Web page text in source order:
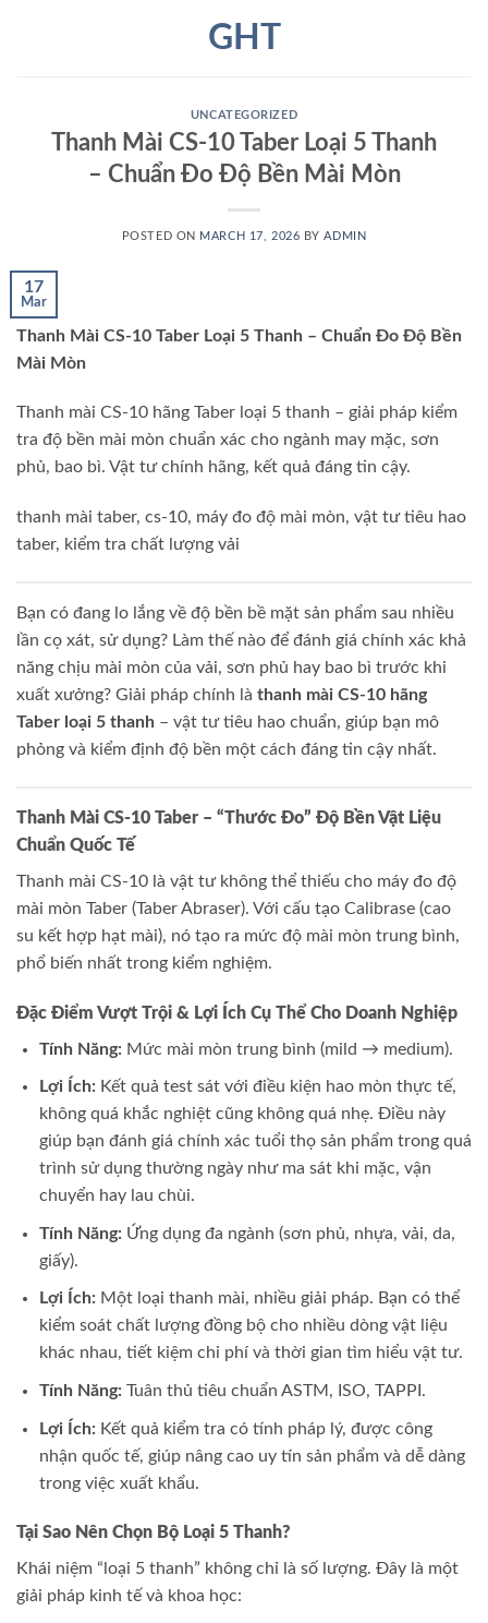
GHT
UNCATEGORIZED
Thanh Mài CS-10 Taber Loại 5 Thanh
– Chuẩn Đo Độ Bền Mài Mòn
POSTED ON MARCH 17, 2026 BYADMIN
17
Mar
Thanh Mài CS-10 Taber Loại 5 Thanh – Chuẩn Đo Độ Bền
Mài Mòn
Thanh mài CS-10 hãng Taber loại 5 thanh – giải pháp kiểm
tra độ bền mài mòn chuẩn xác cho ngành may mặc, sơn
phủ, bao bì. Vật tư chính hãng, kết quả đáng tin cậy.
thanh mài taber, cs-10, máy đo độ mài mòn, vật tư tiêu hao
taber, kiểm tra chất lượng vải
Bạn có đang lo lắng về độ bền bề mặt sản phẩm sau nhiều
lần cọ xát, sử dụng? Làm thế nào để đánh giá chính xác khả
năng chịu mài mòn của vải, sơn phủ hay bao bì trước khi
xuất xưởng? Giải pháp chính là thanh mài CS-10 hãng
Taber loại 5 thanh – vật tư tiêu hao chuẩn, giúp bạn mô
phỏng và kiểm định độ bền một cách đáng tin cậy nhất.
Thanh Mài CS-10 Taber – “Thước Đo” Độ Bền Vật Liệu
Chuẩn Quốc Tế
Thanh mài CS-10 là vật tư không thể thiếu cho máy đo độ
mài mòn Taber (Taber Abraser). Với cấu tạo Calibrase (cao
su kết hợp hạt mài), nó tạo ra mức độ mài mòn trung bình,
phổ biến nhất trong kiểm nghiệm.
Đặc Điểm Vượt Trội & Lợi Ích Cụ Thể Cho Doanh Nghiệp
Tính Năng:Mức mài mòn trung bình (mild → medium).
Lợi Ích:Kết quả test sát với điều kiện hao mòn thực tế,
không quá khắc nghiệt cũng không quá nhẹ. Điều này
giúp bạn đánh giá chính xác tuổi thọ sản phẩm trong quá
trình sử dụng thường ngày như ma sát khi mặc, vận
chuyển hay lau chùi.
Tính Năng:Ứng dụng đa ngành (sơn phủ, nhựa, vải, da,
giấy).
Lợi Ích:Một loại thanh mài, nhiều giải pháp. Bạn có thể
kiểm soát chất lượng đồng bộ cho nhiều dòng vật liệu
khác nhau, tiết kiệm chi phí và thời gian tìm hiểu vật tư.
Tính Năng:Tuân thủ tiêu chuẩn ASTM, ISO, TAPPI.
Lợi Ích:Kết quả kiểm tra có tính pháp lý, được công
nhận quốc tế, giúp nâng cao uy tín sản phẩm và dễ dàng
trong việc xuất khẩu.
Tại Sao Nên Chọn Bộ Loại 5 Thanh?
Khái niệm “loại 5 thanh” không chỉ là số lượng. Đây là một
giải pháp kinh tế và khoa học: